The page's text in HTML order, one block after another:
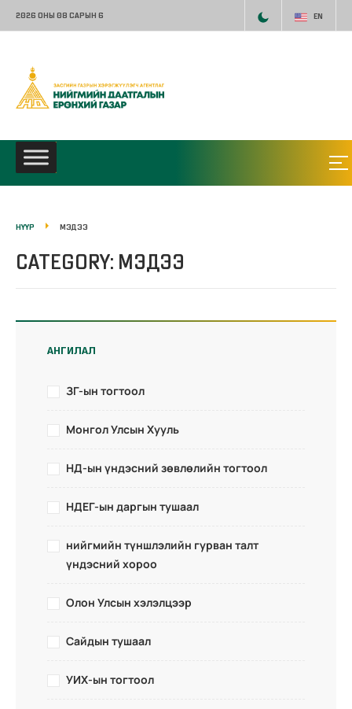
2026 ОНЫ 08 САРЫН 6 EN
НҮҮР МЭДЭЭ
CATEGORY: МЭДЭЭ
АНГИЛАЛ
ЗГ-ын тогтоол
Монгол Улсын Хууль
НД-ын үндэсний зөвлөлийн тогтоол
НДЕГ-ын даргын тушаал
нийгмийн түншлэлийн гурван талт
үндэсний хороо
Олон Улсын хэлэлцээр
Сайдын тушаал
УИХ-ын тогтоол